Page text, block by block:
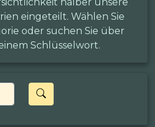
eingeteilt. Wählen Sie
oder suchen Sie über
Schlüsselwort.